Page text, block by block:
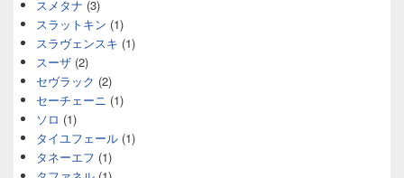
スメタナ (3)
スラットキン (1)
スラヴェンスキ (1)
スーザ (2)
セヴラック (2)
セーチェーニ (1)
ソロ (1)
タイユフェール (1)
タネーエフ (1)